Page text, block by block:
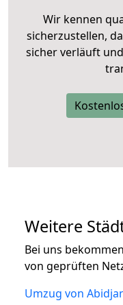
Wir kennen
sicherzustellen,
sicher verläuft
Weitere
Bei uns
von geprüften
Umzug von